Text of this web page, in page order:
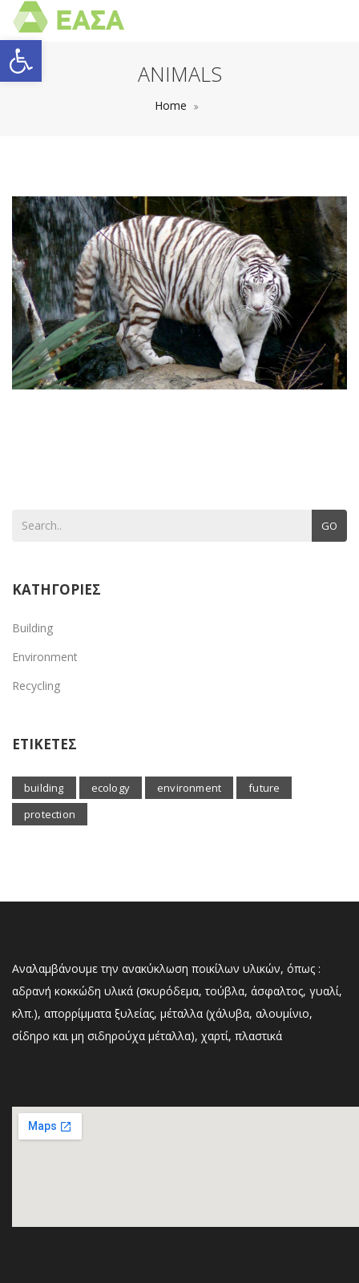
Open toolbar
ANIMALS
Home
GO
ΚΑΤΗΓΟΡΙΕΣ
Building
Environment
Recycling
ΕΤΙΚΕΤΕΣ
building ecology environment
future
protection
Αναλαμβάνουμε την ανακύκλωση ποικίλων υλικών, όπως :
αδρανή κοκκώδη υλικά (σκυρόδεμα, τούβλα, άσφαλτος, γυαλί,
κλπ.), απορρίμματα ξυλείας, μέταλλα (χάλυβα, αλουμίνιο,
σίδηρο και μη σιδηρούχα μέταλλα), χαρτί, πλαστικά